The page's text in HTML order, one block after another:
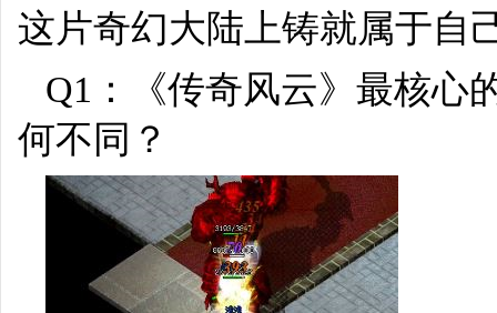
这片奇幻大陆上铸就属于自
Q1：《传奇风云》最核心
何不同？